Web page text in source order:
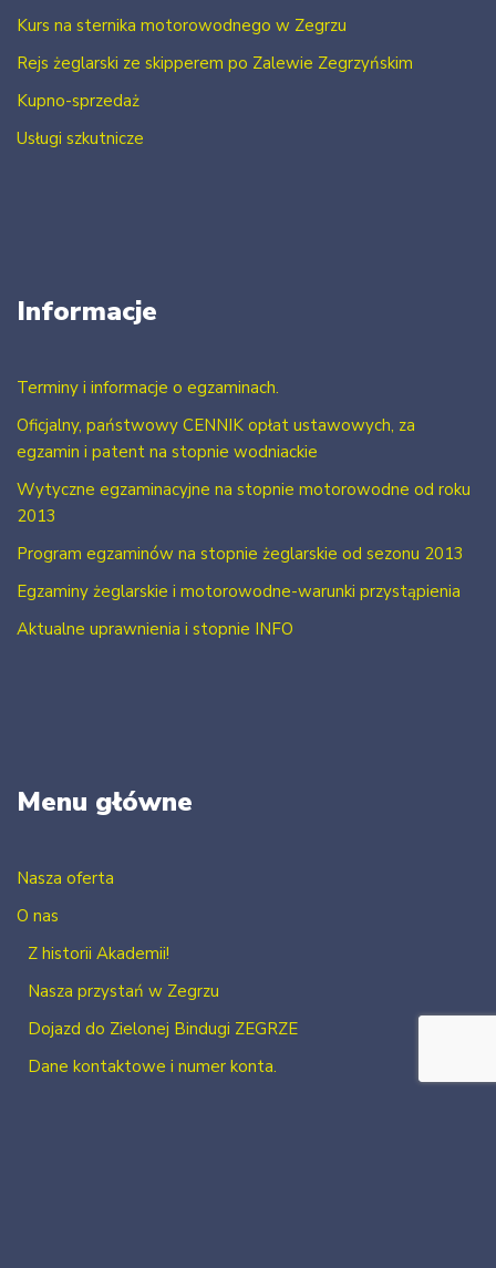
Kurs na sternika motorowodnego w Zegrzu
Rejs żeglarski ze skipperem po Zalewie Zegrzyńskim
Kupno-sprzedaż
Usługi szkutnicze
Informacje
Terminy i informacje o egzaminach.
Oficjalny, państwowy CENNIK opłat ustawowych, za
egzamin i patent na stopnie wodniackie
Wytyczne egzaminacyjne na stopnie motorowodne od roku
2013
Program egzaminów na stopnie żeglarskie od sezonu 2013
Egzaminy żeglarskie i motorowodne-warunki przystąpienia
Aktualne uprawnienia i stopnie INFO
Menu główne
Nasza oferta
O nas
Z historii Akademii!
Nasza przystań w Zegrzu
Dojazd do Zielonej Bindugi ZEGRZE
Dane kontaktowe i numer konta.